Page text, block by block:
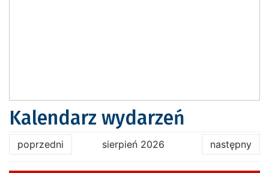
Kalendarz wydarzeń
poprzedni sierpień 2026 następny